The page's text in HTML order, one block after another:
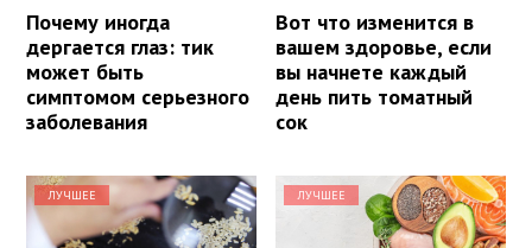
Почему иногда
дергается глаз: тик
может быть
симптомом серьезного
заболевания
Вот что изменится в
вашем здоровье, если
вы начнете каждый
день пить томатный
сок
ЛУЧШЕЕ ЛУЧШЕЕ